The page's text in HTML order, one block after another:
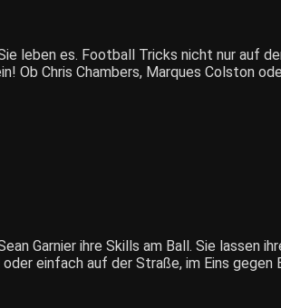
leben es. Football Tricks nicht nur auf
Ob Chris Chambers, Marques Colston
Garnier ihre Skills am Ball. Sie lassen
einfach auf der Straße, im Eins gegen